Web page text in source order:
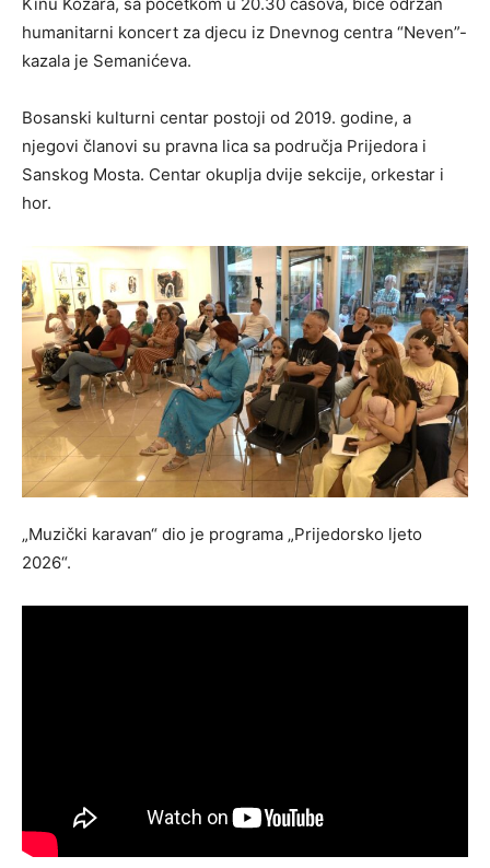
Kinu Kozara, sa početkom u 20.30 časova, biće održan
humanitarni koncert za djecu iz Dnevnog centra “Neven”-
kazala je Semanićeva.
Bosanski kulturni centar postoji od 2019. godine, a
njegovi članovi su pravna lica sa područja Prijedora i
Sanskog Mosta. Centar okuplja dvije sekcije, orkestar i
hor.
„Muzički karavan“ dio je programa „Prijedorsko ljeto
2026“.